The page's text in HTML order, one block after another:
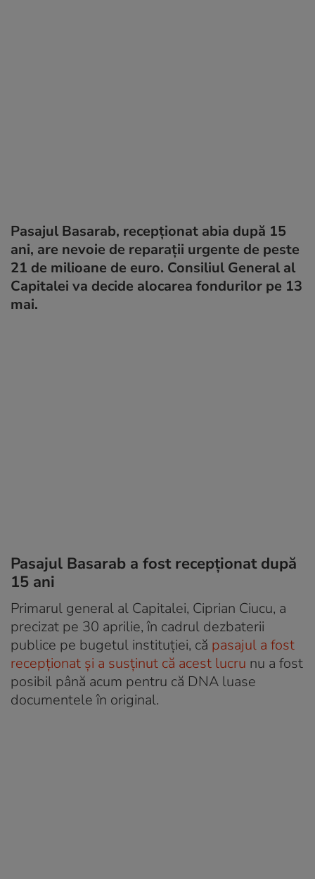
Pasajul Basarab, recepționat abia după 15
ani, are nevoie de reparații urgente de peste
21 de milioane de euro. Consiliul General al
Capitalei va decide alocarea fondurilor pe 13
mai.
Pasajul Basarab a fost recepționat după
15 ani
Primarul general al Capitalei, Ciprian Ciucu, a
precizat pe 30 aprilie, în cadrul dezbaterii
publice pe bugetul instituției, că pasajul a fost
recepționat și a susținut că acest lucru nu a fost
posibil până acum pentru că DNA luase
documentele în original.